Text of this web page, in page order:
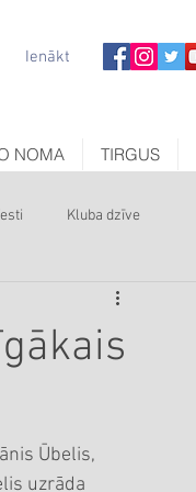
Ienākt
NOMA TIRGUS
Kluba dzīve
Ūbelis,
uzrāda